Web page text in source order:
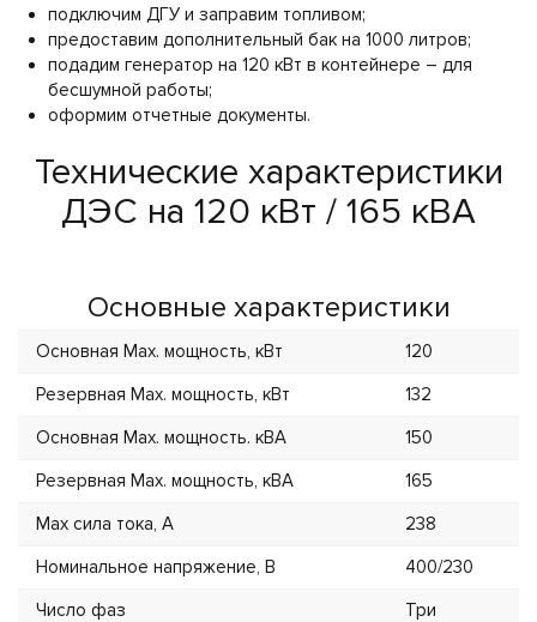
подключим ДГУ и заправим топливом;
предоставим дополнительный бак на 1000 литров;
подадим генератор на 120 кВт в контейнере – для
бесшумной работы;
оформим отчетные документы.
Технические характеристики
ДЭС на 120 кВт / 165 кВА
Основные характеристики
Основная Max. мощность, кВт
120
Резервная Max. мощность, кВт
132
Основная Max. мощность. кВА
150
Резервная Max. мощность, кВА
165
Max сила тока, А
238
Номинальное напряжение, В
400/230
Число фаз
Три